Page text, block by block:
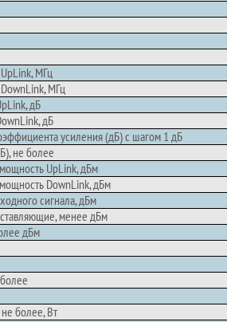
МГц
МГц
дБ
дБ
усиления (дБ) с шагом 1 дБ
не более
UpLink, дБм
DownLink, дБм
сигнала, дБм
менее дБм
дБм
более, Вт